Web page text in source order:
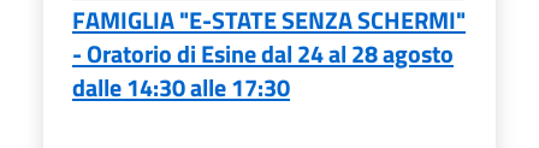
FAMIGLIA "E-STATE SENZA SCHERMI"
- Oratorio di Esine dal 24 al 28 agosto
dalle 14:30 alle 17:30